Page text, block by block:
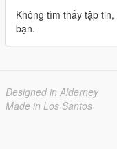
Không tìm thấy tập
bạn.
Designed in Alderney
Made in Los Santos